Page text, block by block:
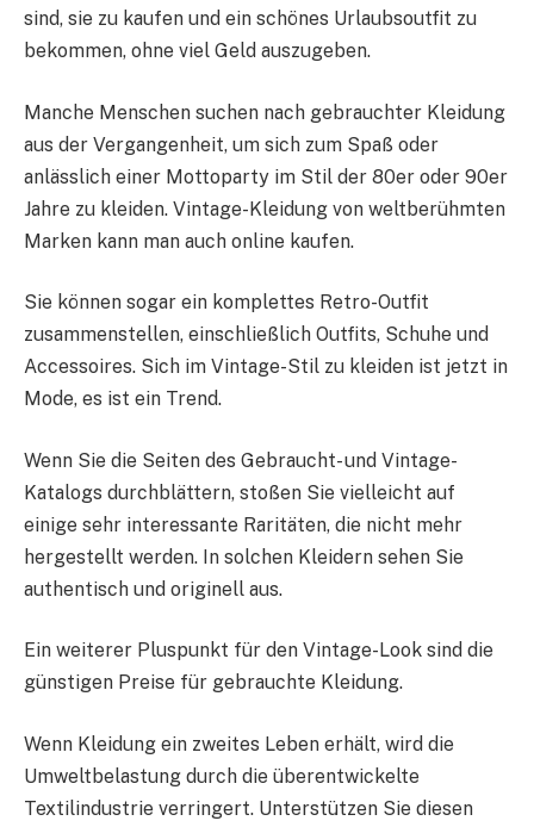
sind, sie zu kaufen und ein schönes Urlaubsoutfit zu
bekommen, ohne viel Geld auszugeben.
Manche Menschen suchen nach gebrauchter Kleidung
aus der Vergangenheit, um sich zum Spaß oder
anlässlich einer Mottoparty im Stil der 80er oder 90er
Jahre zu kleiden. Vintage-Kleidung von weltberühmten
Marken kann man auch online kaufen.
Sie können sogar ein komplettes Retro-Outfit
zusammenstellen, einschließlich Outfits, Schuhe und
Accessoires. Sich im Vintage-Stil zu kleiden ist jetzt in
Mode, es ist ein Trend.
Wenn Sie die Seiten des Gebraucht- und Vintage-
Katalogs durchblättern, stoßen Sie vielleicht auf
einige sehr interessante Raritäten, die nicht mehr
hergestellt werden. In solchen Kleidern sehen Sie
authentisch und originell aus.
Ein weiterer Pluspunkt für den Vintage-Look sind die
günstigen Preise für gebrauchte Kleidung.
Wenn Kleidung ein zweites Leben erhält, wird die
Umweltbelastung durch die überentwickelte
Textilindustrie verringert. Unterstützen Sie diesen